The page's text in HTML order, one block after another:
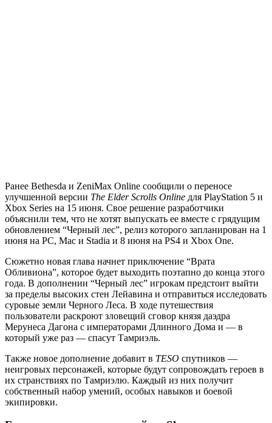
Ранее Bethesda и ZeniMax Online сообщили о переносе
улучшенной версии The Elder Scrolls Online для PlayStation 5 и
Xbox Series на 15 июня. Свое решение разработчики
объяснили тем, что не хотят выпускать ее вместе с грядущим
обновлением “Черный лес”, релиз которого запланирован на 1
июня на PC, Mac и Stadia и 8 июня на PS4 и Xbox One.
Сюжетно новая глава начнет приключение “Врата
Обливиона”, которое будет выходить поэтапно до конца этого
года. В дополнении “Черный лес” игрокам предстоит выйти
за пределы высоких стен Лейавина и отправиться исследовать
суровые земли Черного Леса. В ходе путешествия
пользователи раскроют зловещий сговор князя даэдра
Мерунеса Дагона с императорами Длинного Дома и — в
который уже раз — спасут Тамриэль.
Также новое дополнение добавит в TESO спутников —
неигровых персонажей, которые будут сопровождать героев в
их странствиях по Тамриэлю. Каждый из них получит
собственный набор умений, особых навыков и боевой
экипировки.